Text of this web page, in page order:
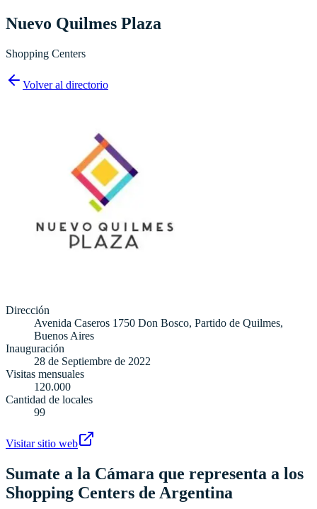
Nuevo Quilmes Plaza
Shopping Centers
Volver al directorio
Dirección
Avenida Caseros 1750 Don Bosco, Partido de Quilmes,
Buenos Aires
Inauguración
28 de Septiembre de 2022
Visitas mensuales
120.000
Cantidad de locales
99
Visitar sitio web
Sumate a la Cámara que representa a los
Shopping Centers de Argentina